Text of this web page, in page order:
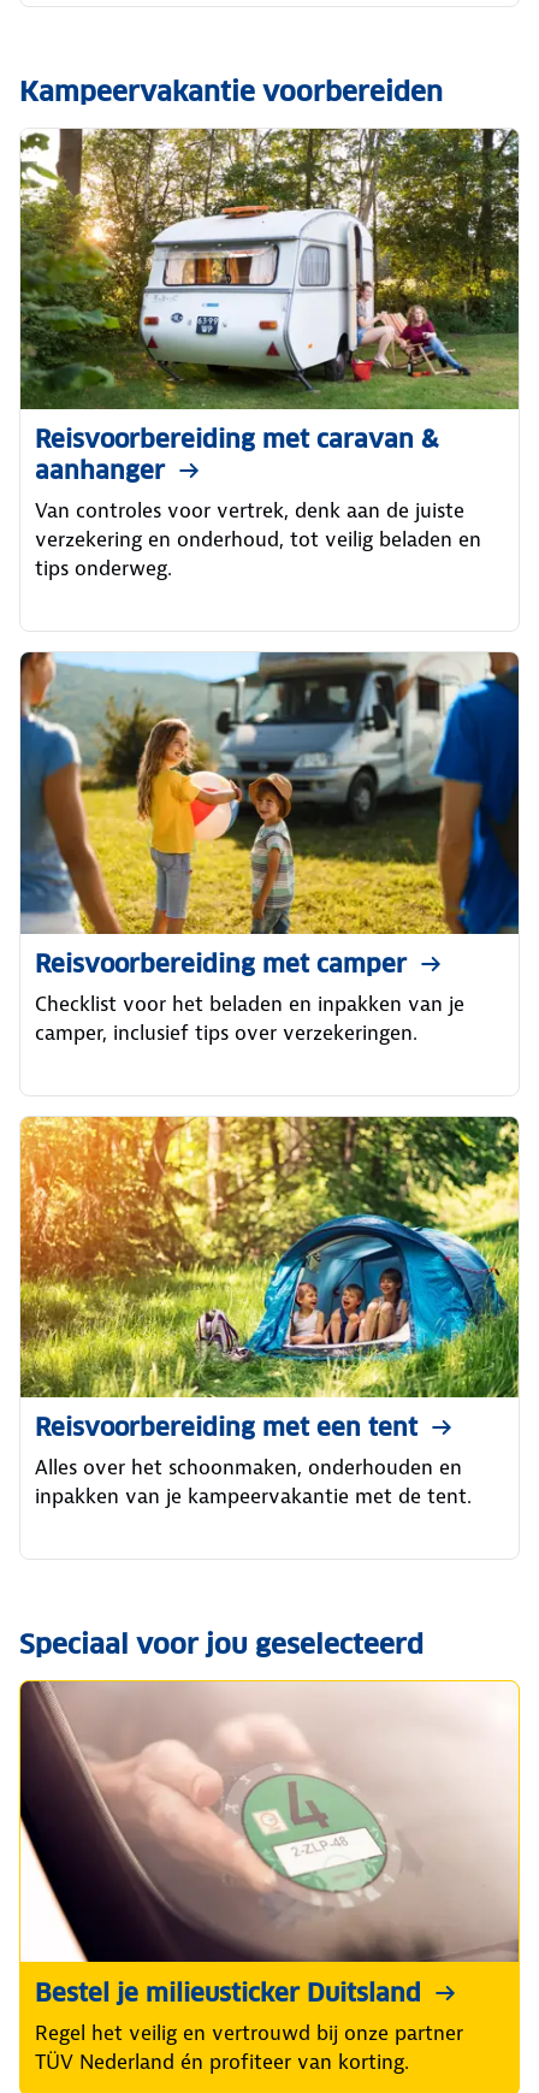
Kampeervakantie voorbereiden
Reisvoorbereiding met caravan &
aanhanger
Van controles voor vertrek, denk aan de juiste
verzekering en onderhoud, tot veilig beladen en
tips onderweg.
Reisvoorbereiding met camper
Checklist voor het beladen en inpakken van je
camper, inclusief tips over verzekeringen.
Reisvoorbereiding met een tent
Alles over het schoonmaken, onderhouden en
inpakken van je kampeervakantie met de tent.
Speciaal voor jou geselecteerd
Bestel je milieusticker Duitsland
Regel het veilig en vertrouwd bij onze partner
TÜV Nederland én profiteer van korting.